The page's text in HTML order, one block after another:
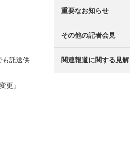
も託送供
更」
重要なお知らせ
その他の記者会見
関連報道に関する見解